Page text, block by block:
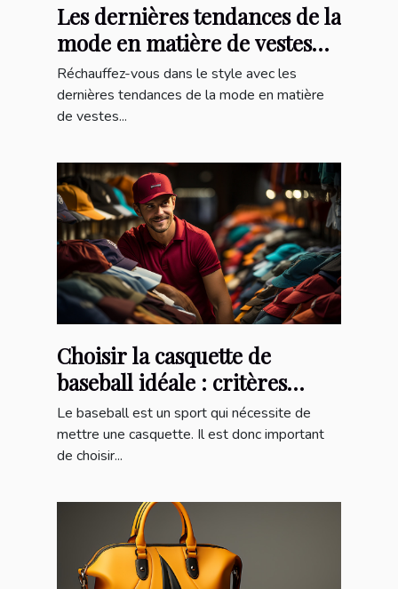
Les dernières tendances de la
mode en matière de vestes
chauffantes
Réchauffez-vous dans le style avec les
dernières tendances de la mode en matière
de vestes...
Choisir la casquette de
baseball idéale : critères
essentiels et avantages
incontournables
Le baseball est un sport qui nécessite de
mettre une casquette. Il est donc important
de choisir...